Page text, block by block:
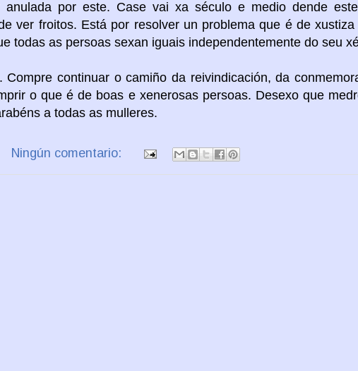
anulada por este. Case vai xa século e medio dende
ver froitos. Está por resolver un problema que é de
todas as persoas sexan iguais independentemente do seu
continuar o camiño da reivindicación, da
o que é de boas e xenerosas persoas. Desexo que
a todas as mulleres.
Ningún comentario: